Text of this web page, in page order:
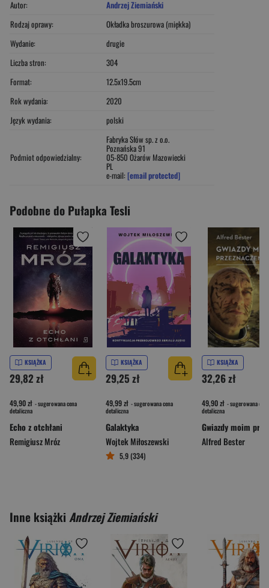
Autor:
Andrzej Ziemiański
Rodzaj oprawy:
Okładka broszurowa (miękka)
Wydanie:
drugie
Liczba stron:
304
Format:
12.5x19.5cm
Rok wydania:
2020
Język wydania:
polski
Podmiot odpowiedzialny:
Fabryka Słów sp. z o.o.
Poznańska 91
05-850 Ożarów Mazowiecki
PL
e-mail: [email protected]
Podobne do Pułapka Tesli
KSIĄŻKA
29,82 zł
49,90 zł - sugerowana cena
detaliczna
Echo z otchłani
Remigiusz Mróz
KSIĄŻKA
29,25 zł
49,99 zł - sugerowana cena
detaliczna
Galaktyka
Wojtek Miłoszewski
5,9 (334)
KSIĄŻKA
32,26 zł
49,90 zł - sugerowana cena
detaliczna
Alfred Bester
Inne książki Andrzej Ziemiański